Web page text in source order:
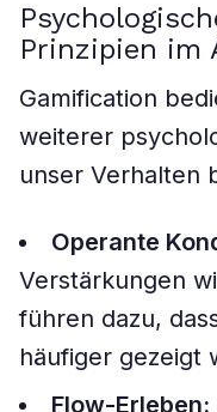
Prinzipien im
Gamification
weiterer
unser Verhalten
Operante
Verstärkungen
führen dazu,
häufiger gezeigt
Flow-Erleben: